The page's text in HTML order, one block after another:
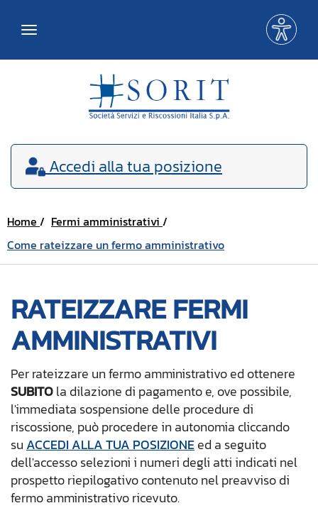
Toggle
Accedi alla tua posizione
Home
Fermi amministrativi
Come rateizzare un fermo amministrativo
RATEIZZARE FERMI
AMMINISTRATIVI
Per rateizzare un fermo amministrativo ed ottenere
SUBITOla dilazione di pagamento e, ove possibile,
l'immediata sospensione delle procedure di
riscossione, può procedere in autonomia cliccando
su ACCEDI ALLA TUA POSIZIONEed a seguito
dell'accesso selezioni i numeri degli atti indicati nel
prospetto riepilogativo contenuto nel preavviso di
fermo amministrativo ricevuto.